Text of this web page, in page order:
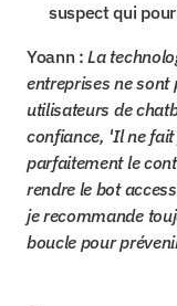
suspect qui
Yoann : La
entreprises ne sont
utilisateurs de
confiance, 'Il ne
parfaitement le
rendre le bot
je recommande
boucle pour